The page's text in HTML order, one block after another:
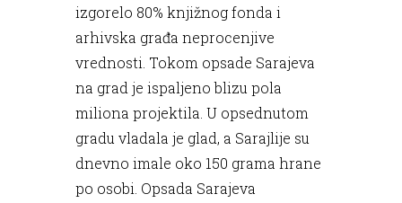
izgorelo 80% knjižnog fonda i
arhivska građa neprocenjive
vrednosti. Tokom opsade Sarajeva
na grad je ispaljeno blizu pola
miliona projektila. U opsednutom
gradu vladala je glad, a Sarajlije su
dnevno imale oko 150 grama hrane
po osobi. Opsada Sarajeva